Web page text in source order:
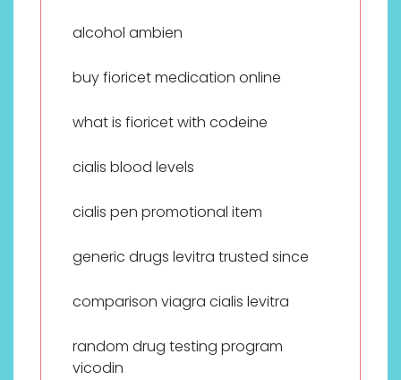
alcohol ambien
buy fioricet medication online
what is fioricet with codeine
cialis blood levels
cialis pen promotional item
generic drugs levitra trusted since
comparison viagra cialis levitra
random drug testing program
vicodin